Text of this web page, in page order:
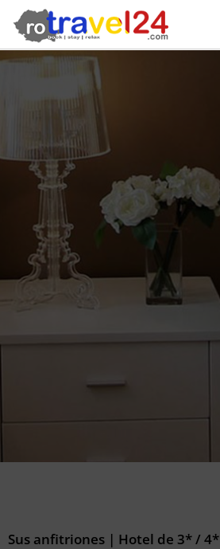
Sus anfitriones | Hotel de 3* / 4*